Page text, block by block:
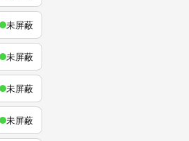
未屏蔽
未屏蔽
未屏蔽
未屏蔽